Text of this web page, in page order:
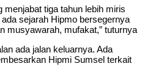
menjabat tiga tahun lebih miris
sejarah Hipmo bersegernya
musyawarah, mufakat,” tuturnya
ada jalan keluarnya. Ada
Hipmi Sumsel terkait